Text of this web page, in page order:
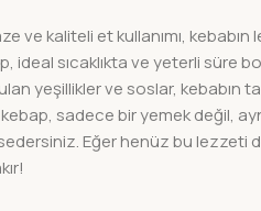
ve kaliteli et kullanımı,
ideal sıcaklıkta ve yeterli süre
yeşillikler ve soslar, kebabın
sadece bir yemek değil,
Eğer henüz bu